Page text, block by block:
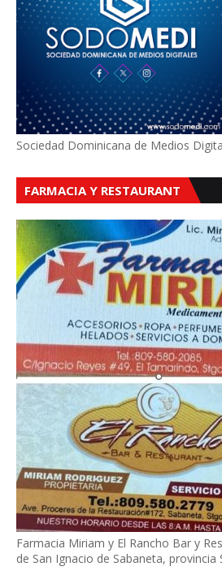
Sociedad Dominicana de Medios
FARMACIA Y RESTAURANT
Farmacia Miriam y El Rancho Bar y
de San Ignacio de Sabaneta, provincia